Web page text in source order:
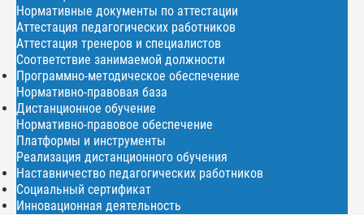
Нормативные документы по аттестации
Аттестация педагогических работников
Аттестация тренеров и специалистов
Соответствие занимаемой должности
Программно-методическое обеспечение
Нормативно-правовая база
Дистанционное обучение
Нормативно-правовое обеспечение
Платформы и инструменты
Реализация дистанционного обучения
Наставничество педагогических работников
Социальный сертификат
Инновационная деятельность